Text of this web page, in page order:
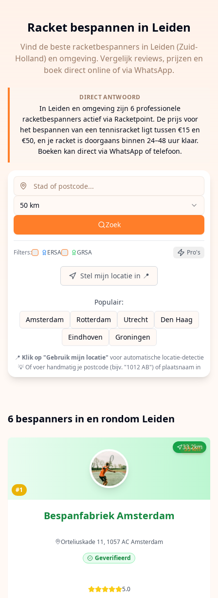
Racket bespannen in Leiden
Vind de beste racketbespanners in Leiden (Zuid-
Holland) en omgeving. Vergelijk reviews, prijzen en
boek direct online of via WhatsApp.
DIRECT ANTWOORD
In Leiden en omgeving zijn 6 professionele
racketbespanners actief via Racketpoint. De prijs voor
het bespannen van een tennisracket ligt tussen €15 en
€50, en je racket is doorgaans binnen 24–48 uur klaar.
Boeken kan direct via WhatsApp of telefoon.
Zoeklocatie (stad of postcode)
Voer een stad, postcode of adres in om
50 km
Zoek
Filters: ERSA
Filter op ERSA (European Racquet Stringers
GRSA
Filter op GRSA (Global Racquet Pro's
Stel mijn locatie in 📍
Populair:
Amsterdam
Rotterdam Utrecht
Den Haag
Eindhoven
Groningen
📍 Klik op "Gebruik mijn locatie" voor automatische locatie-detectie
💡 Of voer handmatig je postcode (bijv. "1012 AB") of plaatsnaam in
6 bespanners in en rondom Leiden
33.2km
#1
Bespanfabriek Amsterdam
Orteliuskade 11, 1057 AC Amsterdam
Geverifieerd
5.0
33 km